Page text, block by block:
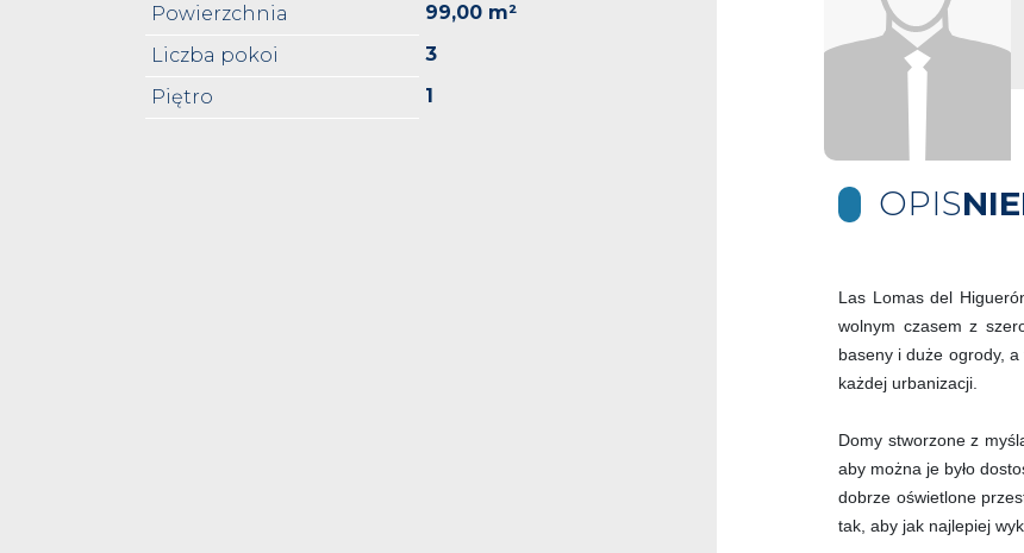
Powierzchnia
99,00 m²
Liczba pokoi
3
Piętro
1
OPIS
Las Lomas del
wolnym czasem z
baseny i duże ogrody,
każdej urbanizacji.
Domy stworzone z
aby można je było
dobrze oświetlone
tak, aby jak najlepiej